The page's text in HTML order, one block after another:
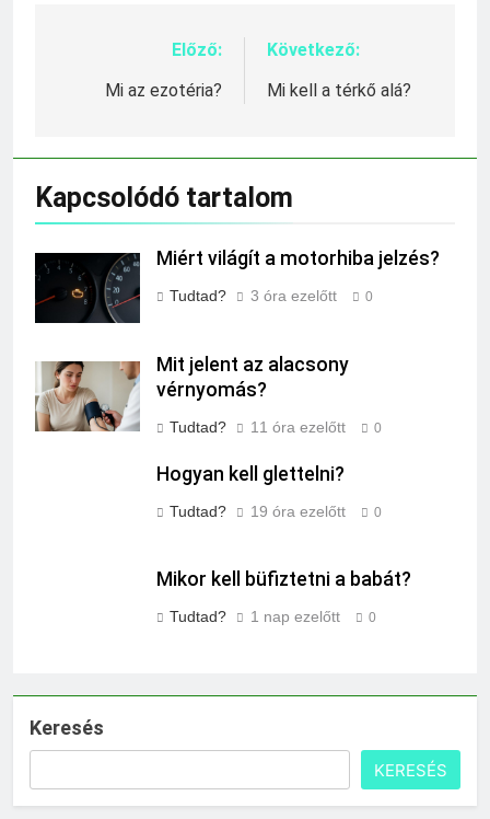
Bejegyzés
navigáció
Előző:
Mi az ezotéria?
Következő:
Mi kell a térkő alá?
Kapcsolódó tartalom
Miért világít a motorhiba jelzés?
Tudtad? 3 óra ezelőtt 0
Mit jelent az alacsony
vérnyomás?
Tudtad? 11 óra ezelőtt 0
Hogyan kell glettelni?
Tudtad? 19 óra ezelőtt 0
Mikor kell büfiztetni a babát?
Tudtad? 1 nap ezelőtt 0
Keresés
KERESÉS